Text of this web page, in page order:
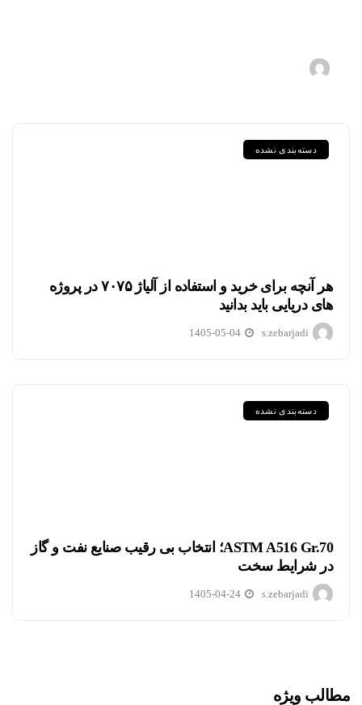
دسته‌بندی نشده
هر آنچه برای خرید و استفاده از آلیاژ ۷۰۷۵ در پروژه
های دریایی باید بدانید
s.zebarjadi
1405-05-04
دسته‌بندی نشده
ASTM A516 Gr.70؛ انتخاب بی رقیب صنایع نفت و گاز
در شرایط سخت
s.zebarjadi
1405-04-24
مطالب ویژه